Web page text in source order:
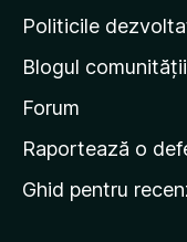
i
a
d
e
t
Politicile
Blogul comunității
Forum
Raportează o
Ghid pentru